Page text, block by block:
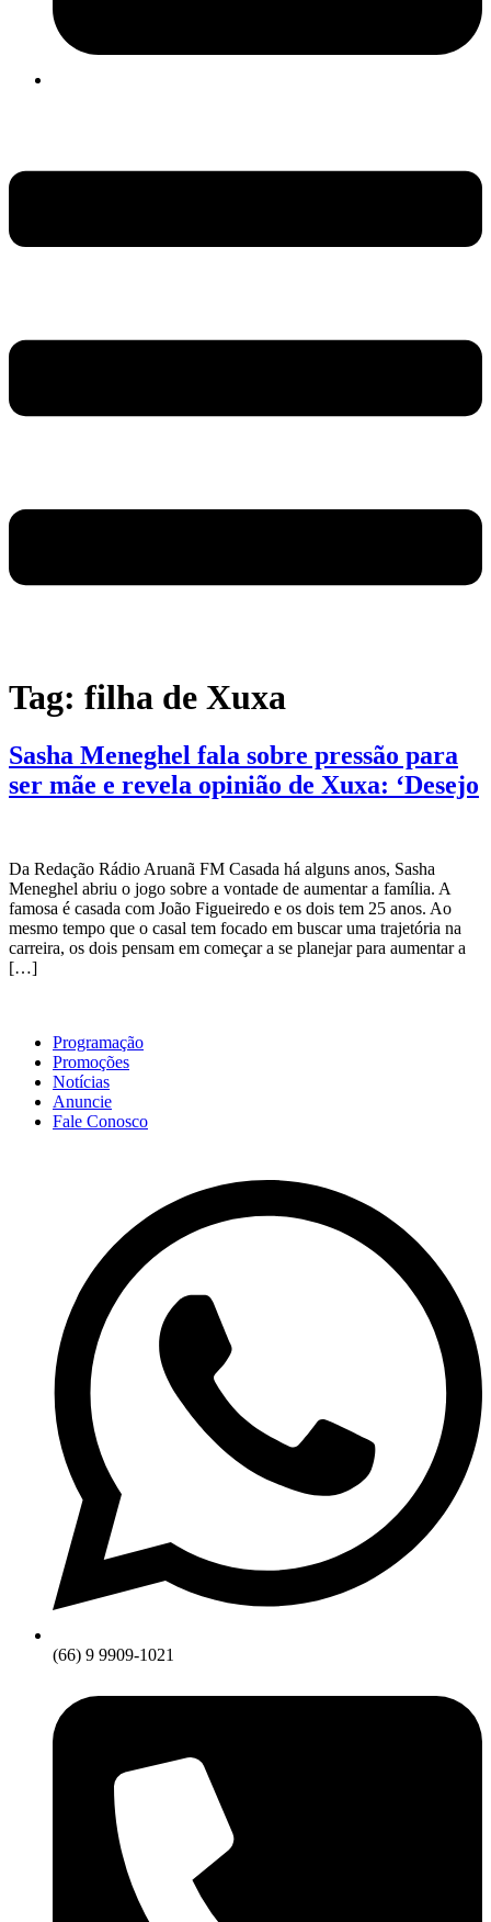
Tag: filha de Xuxa
Sasha Meneghel fala sobre pressão para
ser mãe e revela opinião de Xuxa: ‘Desejo
Da Redação Rádio Aruanã FM Casada há alguns anos, Sasha
Meneghel abriu o jogo sobre a vontade de aumentar a família. A
famosa é casada com João Figueiredo e os dois tem 25 anos. Ao
mesmo tempo que o casal tem focado em buscar uma trajetória na
carreira, os dois pensam em começar a se planejar para aumentar a
[…]
Programação
Promoções
Notícias
Anuncie
Fale Conosco
(66) 9 9909-1021